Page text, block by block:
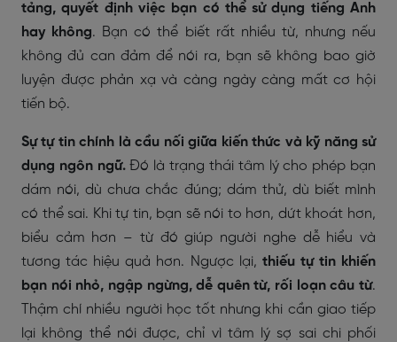
tảng, quyết định việc bạn có thể sử dụng tiếng Anh
hay không. Bạn có thể biết rất nhiều từ, nhưng nếu
không đủ can đảm để nói ra, bạn sẽ không bao giờ
luyện được phản xạ và càng ngày càng mất cơ hội
tiến bộ.
Sự tự tin chính là cầu nối giữa kiến thức và kỹ năng sử
dụng ngôn ngữ.Đó là trạng thái tâm lý cho phép bạn
dám nói, dù chưa chắc đúng; dám thử, dù biết mình
có thể sai. Khi tự tin, bạn sẽ nói to hơn, dứt khoát hơn,
biểu cảm hơn – từ đó giúp người nghe dễ hiểu và
tương tác hiệu quả hơn. Ngược lại, thiếu tự tin khiến
bạn nói nhỏ, ngập ngừng, dễ quên từ, rối loạn câu từ.
Thậm chí nhiều người học tốt nhưng khi cần giao tiếp
lại không thể nói được, chỉ vì tâm lý sợ sai chi phối